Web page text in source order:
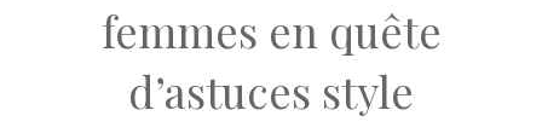
femmes en quête
d’astuces style